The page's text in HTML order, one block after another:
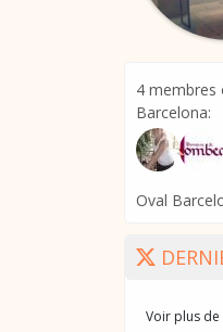
4 membres
Barcelona:
Oval
Voir plus de